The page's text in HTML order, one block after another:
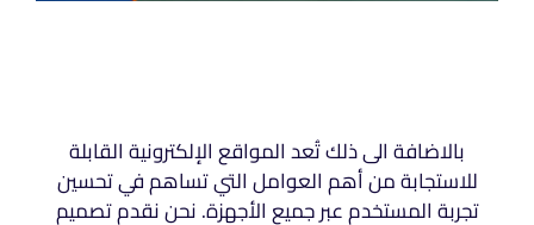
بالاضافة الى ذلك تُعد المواقع الإلكترونية القابلة
للاستجابة من أهم العوامل التي تساهم في تحسين
تجربة المستخدم عبر جميع الأجهزة. نحن نقدم تصميم